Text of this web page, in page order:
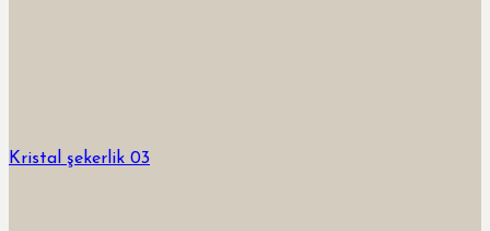
Kristal şekerlik 03